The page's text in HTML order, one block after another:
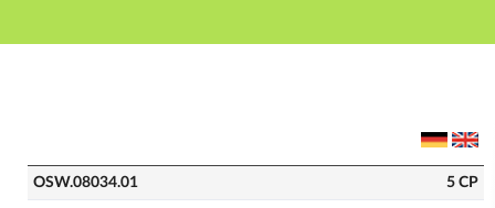
Hauptnavigation
OSW.08034.01 - (Kon)Texte jüdischer
OSW.08034.01 5 CP